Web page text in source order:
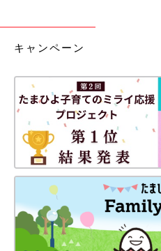
キャンペーン